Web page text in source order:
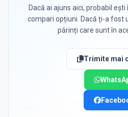
Dacă ai ajuns aici, probabil
compari opțiuni. Dacă ți-a fost
părinți care sunt în
Trimite mai